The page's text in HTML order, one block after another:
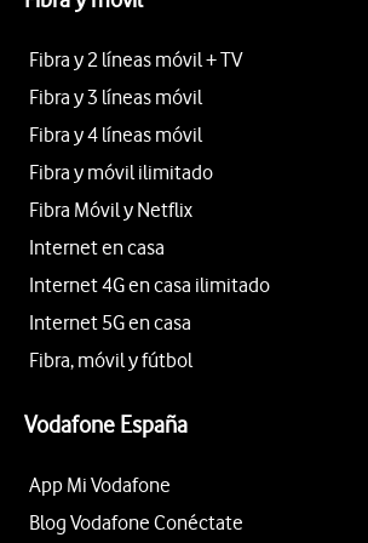
Fibra y 2 líneas móvil + TV
Fibra y 3 líneas móvil
Fibra y 4 líneas móvil
Fibra y móvil ilimitado
Fibra Móvil y Netflix
Internet en casa
Internet 4G en casa ilimitado
Internet 5G en casa
Fibra, móvil y fútbol
Vodafone España
App Mi Vodafone
Blog Vodafone Conéctate